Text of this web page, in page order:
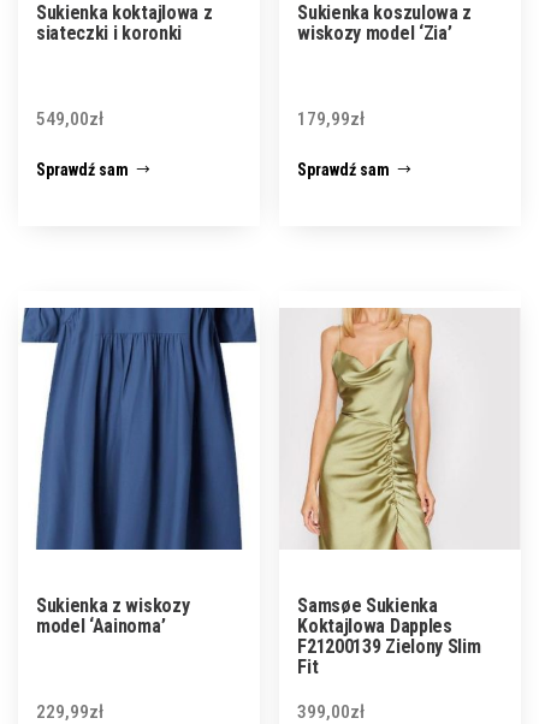
Sukienka koktajlowa z
siateczki i koronki
549,00zł
Sprawdź sam
Sukienka koszulowa z
wiskozy model ‘Zia’
179,99zł
Sprawdź sam
Sukienka z wiskozy
model ‘Aainoma’
229,99zł
Samsøe Sukienka
Koktajlowa Dapples
F21200139 Zielony Slim
Fit
399,00zł